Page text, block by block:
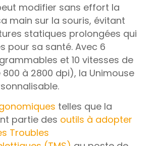
modifier sans effort la
main sur la souris, évitant
statiques prolongées qui
pour sa santé. Avec 6
et 10 vitesses de
à 2800 dpi), la Unimouse
telles que la
partie des outils à adopter
Troubles